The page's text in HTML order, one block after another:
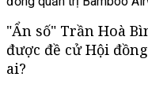
"Ẩn số" Trần Hoà
được đề cử Hội
ai?